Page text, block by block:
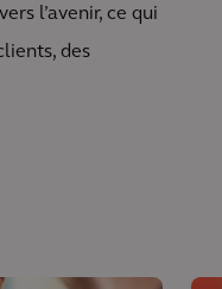
l’avenir, ce qui
des